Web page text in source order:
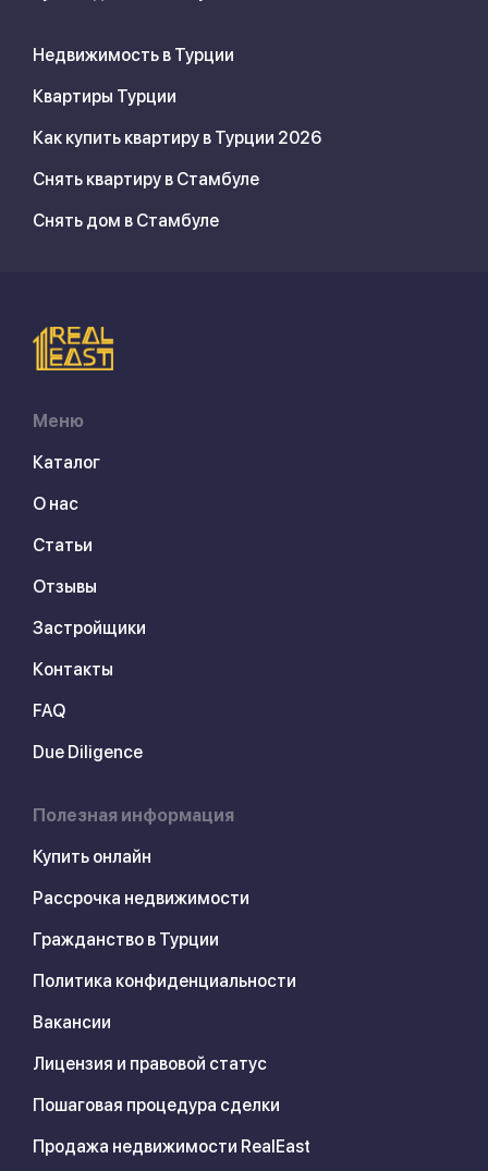
Недвижимость в Турции
Квартиры Турции
Как купить квартиру в Турции 2026
Снять квартиру в Стамбуле
Снять дом в Стамбуле
Меню
Каталог
О нас
Статьи
Отзывы
Застройщики
Контакты
FAQ
Due Diligence
Полезная информация
Купить онлайн
Рассрочка недвижимости
Гражданство в Турции
Политика конфиденциальности
Вакансии
Лицензия и правовой статус
Пошаговая процедура сделки
Продажа недвижимости RealEast